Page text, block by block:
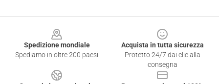
Spedizione mondiale
Spediamo in oltre 200 paesi
Acquista in tutta sicurezza
Protetto 24/7 dai clic alla
consegna